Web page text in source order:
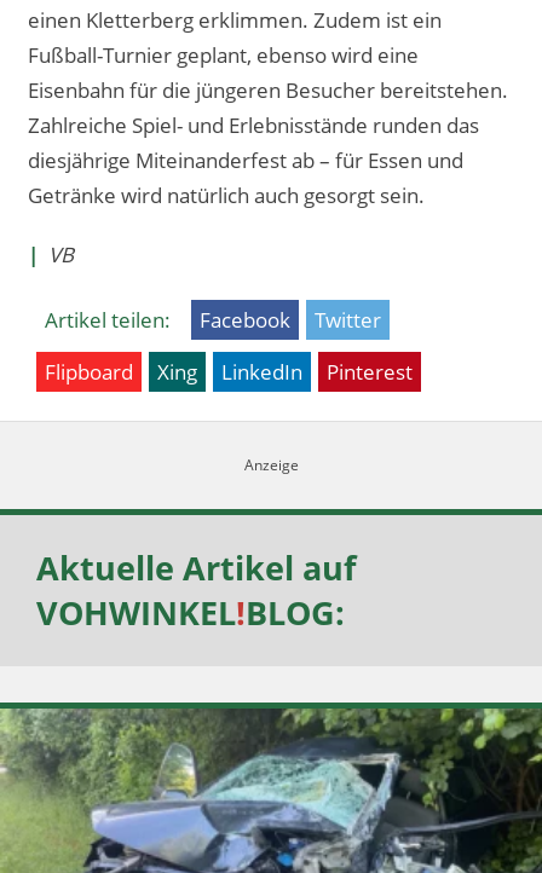
einen Kletterberg erklimmen. Zudem ist ein
Fußball-Turnier geplant, ebenso wird eine
Eisenbahn für die jüngeren Besucher bereitstehen.
Zahlreiche Spiel- und Erlebnisstände runden das
diesjährige Miteinanderfest ab – für Essen und
Getränke wird natürlich auch gesorgt sein.
| VB
Artikel teilen: Facebook
Twitter
Flipboard
Xing LinkedIn Pinterest
Aktuelle Artikel auf
VOHWINKEL!BLOG: